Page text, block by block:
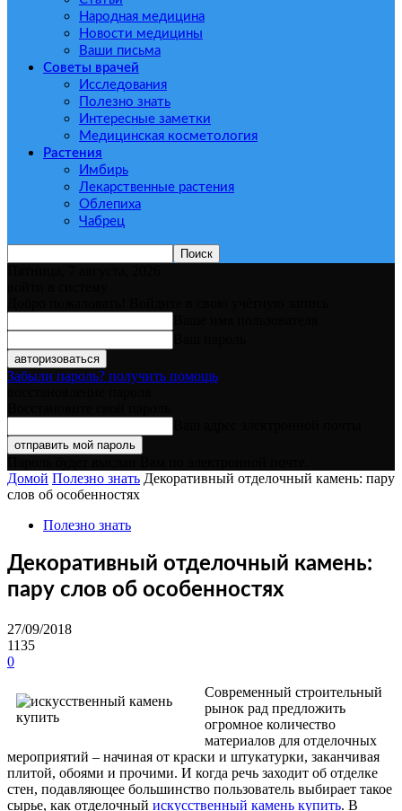
Народная медицина
Новости медицины
Ваши письма
Советы врачей
Исследования
Полезно знать
Интересные заметки
Медицинская косметология
Растения
Имбирь
Лекарственные растения
Облепиха
Чабрец
Забыли пароль? получить помощь
Домой Полезно знать Декоративный отделочный камень: пару
слов об особенностях
Полезно знать
Декоративный отделочный камень:
пару слов об особенностях
27/09/2018
1135
0
Современный строительный
рынок рад предложить
огромное количество
материалов для отделочных
мероприятий – начиная от краски и штукатурки, заканчивая
плитой, обоями и прочими. И когда речь заходит об отделке
стен, подавляющее большинство пользователь выбирает такое
сырье, как отделочный искусственный камень купить. В